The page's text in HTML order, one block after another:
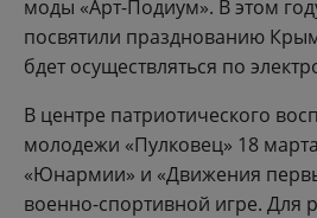
моды «Арт-Подиум». В этом
посвятили празднованию
бдет осуществляться по
В центре патриотического
молодежи «Пулковец» 18
«Юнармии» и «Движения
военно-спортивной игре. Для